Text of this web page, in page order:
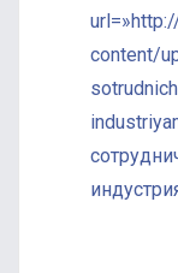
content/